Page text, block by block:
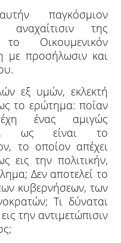
παγκόσμιον
της
Οικουμενικόν
με προσήλωσιν και
εξ υμών, εκλεκτή
το ερώτημα: ποίαν
ένας αμιγώς
ως είναι το
το οποίον απέχει
εις την πολιτικήν,
Δεν αποτελεί το
κυβερνήσεων, των
Τι δύναται
την αντιμετώπισιν